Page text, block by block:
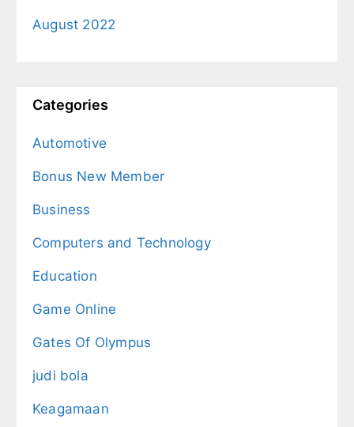
August 2022
Categories
Automotive
Bonus New Member
Business
Computers and Technology
Education
Game Online
Gates Of Olympus
judi bola
Keagamaan